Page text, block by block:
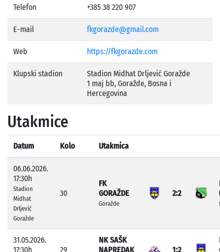
Telefon +385 38 220 907
E-mail fkgorazde@gmail.com
Web https://fkgorazde.com
Klupski stadion
Stadion Midhat Drljević Goražde
1 maj bb, Goražde, Bosna i
Hercegovina
Utakmice
Datum Kolo Utakmica
06.06.2026.
17:30h
Stadion
Midhat
Drljević
Goražde
30
FK
GORAŽDE
Goražde
2:2
31.05.2026.
17:30h
29
NK SAŠK
NAPREDAK
1:2